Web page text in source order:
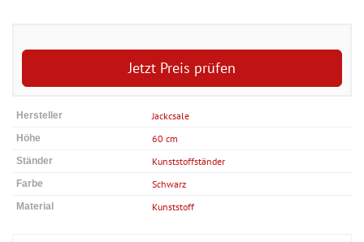
Jetzt Preis prüfen
Hersteller Jackcsale
Höhe 60 cm
Ständer Kunststoffständer
Farbe Schwarz
Material Kunststoff